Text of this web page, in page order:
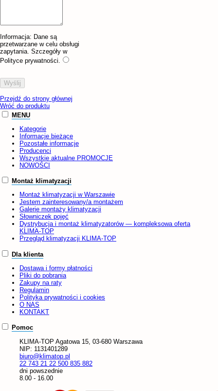
Informacja: Dane są
przetwarzane w celu obsługi
zapytania. Szczegóły w
Polityce prywatności.
Przejdź do strony głównej
Wróć do produktu
MENU
Kategorie
Informacje bieżące
Pozostałe informacje
Producenci
Wszystkie aktualne PROMOCJE
NOWOŚCI
Montaż klimatyzacji
Montaż klimatyzacji w Warszawie
Jestem zainteresowany/a montażem
Galerie montaży klimatyzacji
Słowniczek pojęć
Dystrybucja i montaż klimatyzatorów — kompleksowa oferta
KLIMA-TOP
Przegląd klimatyzacji KLIMA-TOP
Dla klienta
Dostawa i formy płatności
Pliki do pobrania
Zakupy na raty
Regulamin
Polityka prywatności i cookies
O NAS
KONTAKT
Pomoc
KLIMA-TOP Agatowa 15, 03-680 Warszawa
NIP: 1131401289
biuro@klimatop.pl
22 743 21 22 500 835 882
dni powszednie
8.00 - 16.00